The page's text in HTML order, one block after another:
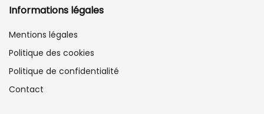
Informations légales
Mentions légales
Politique des cookies
Politique de confidentialité
Contact